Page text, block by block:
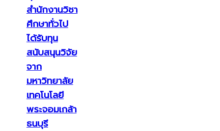
สำนักงานวิชา
ศึกษาทั่วไป
ได้รับทุน
สนับสนุนวิจัย
จาก
มหาวิทยาลัย
เทคโนโลยี
พระจอมเกล้า
ธนบุรี